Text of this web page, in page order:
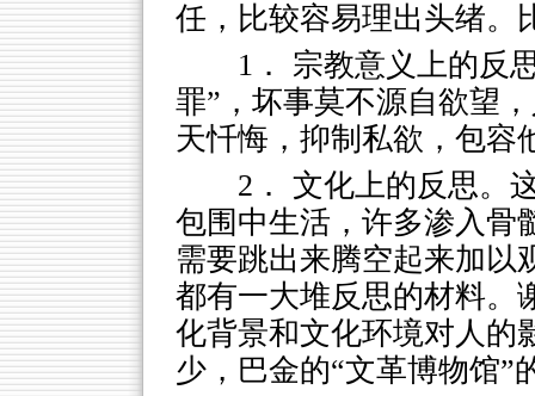
任，比较容易理出头绪。
1． 宗教意义上的反
罪”，坏事莫不源自欲望
天忏悔，抑制私欲，包容
2． 文化上的反思。
包围中生活，许多渗入骨
需要跳出来腾空起来加以
都有一大堆反思的材料。
化背景和文化环境对人的
少，巴金的“文革博物馆”